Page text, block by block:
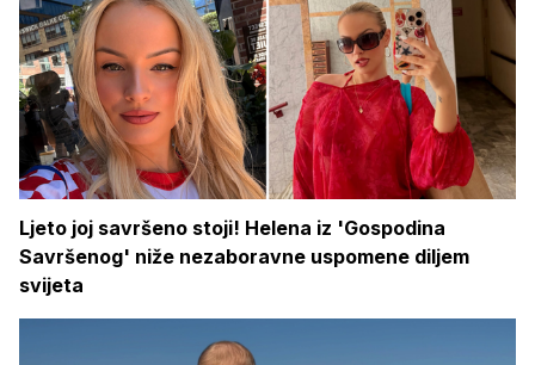
Ljeto joj savršeno stoji! Helena iz 'Gospodina
Savršenog' niže nezaboravne uspomene diljem
svijeta